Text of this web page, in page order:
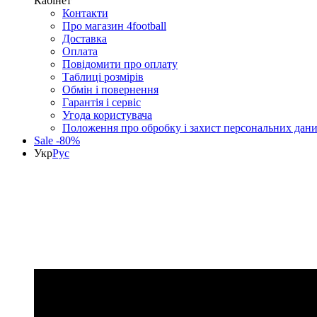
Контакти
Про магазин 4football
Доставка
Оплата
Повідомити про оплату
Таблиці розмірів
Обмін і повернення
Гарантія і сервіс
Угода користувача
Положення про обробку і захист персональних
Sale -80%
УкрРус